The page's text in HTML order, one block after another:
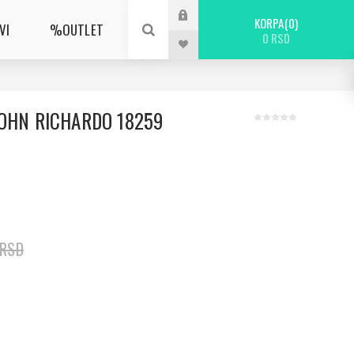
%OUTLET KORPA 0
0 RSD
RICHARDO 18259